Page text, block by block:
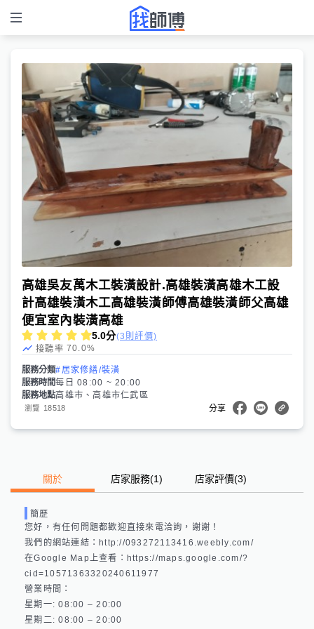
高雄吳友萬木工裝潢設計.高雄裝潢高雄木工設
計高雄裝潢木工高雄裝潢師傅高雄裝潢師父高雄
便宜室內裝潢高雄
5.0分(3則評價)
接聽率 70.0%
服務分類#居家修繕/裝潢
服務時間每日 08:00 ~ 20:00
服務地點高雄市、高雄市仁武區
瀏覽 18518 分享
關於 店家服務(1) 店家評價(3)
簡歷
您好，有任何問題都歡迎直接來電洽詢，謝謝！
我們的網站連結：http://093272113416.weebly.com/
在Google Map上查看：https://maps.google.com/?
cid=10571363320240611977
營業時間：
星期一: 08:00 – 20:00
星期二: 08:00 – 20:00